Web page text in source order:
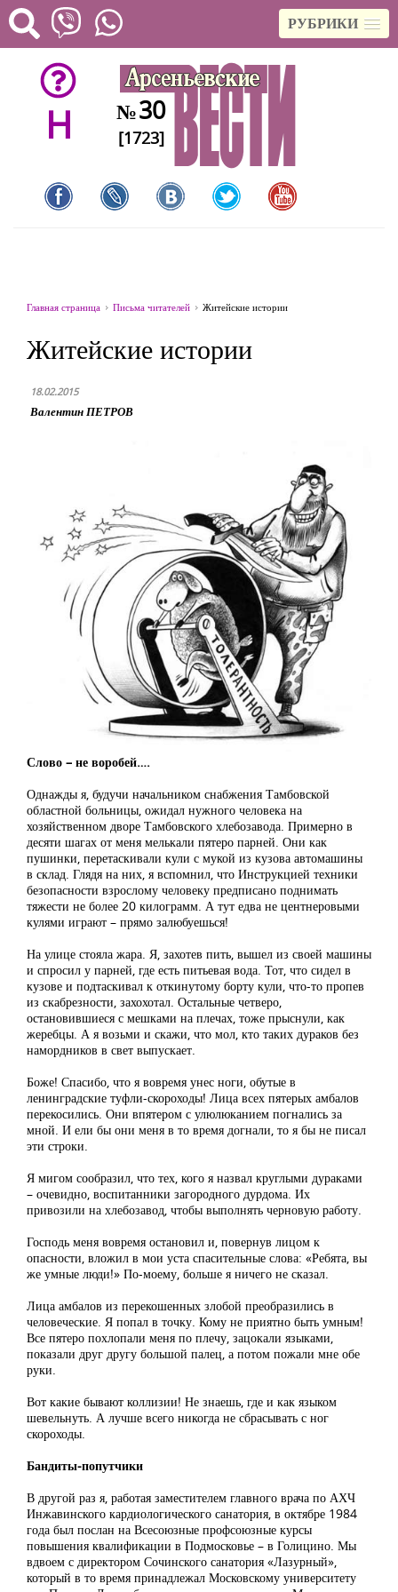
РУБРИКИ
H №30
[1723]
Главная страница Письма читателей Житейские истории
Житейские истории
18.02.2015
Валентин ПЕТРОВ
Слово – не воробей….
Однажды я, будучи начальником снабжения Тамбовской
областной больницы, ожидал нужного человека на
хозяйственном дворе Тамбовского хлебозавода. Примерно в
десяти шагах от меня мелькали пятеро парней. Они как
пушинки, перетаскивали кули с мукой из кузова автомашины
в склад. Глядя на них, я вспомнил, что Инструкцией техники
безопасности взрослому человеку предписано поднимать
тяжести не более 20 килограмм. А тут едва не центнеровыми
кулями играют – прямо залюбуешься!
На улице стояла жара. Я, захотев пить, вышел из своей машины
и спросил у парней, где есть питьевая вода. Тот, что сидел в
кузове и подтаскивал к откинутому борту кули, что-то пропев
из скабрезности, захохотал. Остальные четверо,
остановившиеся с мешками на плечах, тоже прыснули, как
жеребцы. А я возьми и скажи, что мол, кто таких дураков без
намордников в свет выпускает.
Боже! Спасибо, что я вовремя унес ноги, обутые в
ленинградские туфли-скороходы! Лица всех пятерых амбалов
перекосились. Они впятером с улюлюканием погнались за
мной. И ели бы они меня в то время догнали, то я бы не писал
эти строки.
Я мигом сообразил, что тех, кого я назвал круглыми дураками
– очевидно, воспитанники загородного дурдома. Их
привозили на хлебозавод, чтобы выполнять черновую работу.
Господь меня вовремя остановил и, повернув лицом к
опасности, вложил в мои уста спасительные слова: «Ребята, вы
же умные люди!» По-моему, больше я ничего не сказал.
Лица амбалов из перекошенных злобой преобразились в
человеческие. Я попал в точку. Кому не приятно быть умным!
Все пятеро похлопали меня по плечу, зацокали языками,
показали друг другу большой палец, а потом пожали мне обе
руки.
Вот какие бывают коллизии! Не знаешь, где и как языком
шевельнуть. А лучше всего никогда не сбрасывать с ног
скороходы.
Бандиты-попутчики
В другой раз я, работая заместителем главного врача по АХЧ
Инжавинского кардиологического санатория, в октябре 1984
года был послан на Всесоюзные профсоюзные курсы
повышения квалификации в Подмосковье – в Голицино. Мы
вдвоем с директором Сочинского санатория «Лазурный»,
который в то время принадлежал Московскому университету